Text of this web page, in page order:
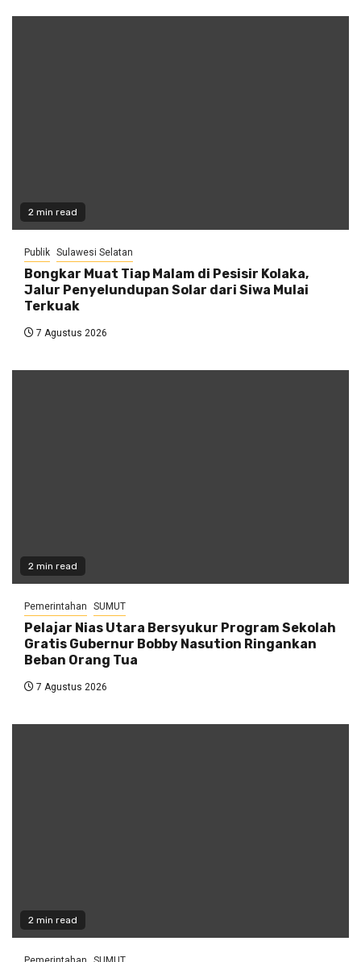
2 min read
Publik Sulawesi Selatan
Bongkar Muat Tiap Malam di Pesisir Kolaka,
Jalur Penyelundupan Solar dari Siwa Mulai
Terkuak
7 Agustus 2026
2 min read
Pemerintahan SUMUT
Pelajar Nias Utara Bersyukur Program Sekolah
Gratis Gubernur Bobby Nasution Ringankan
Beban Orang Tua
7 Agustus 2026
2 min read